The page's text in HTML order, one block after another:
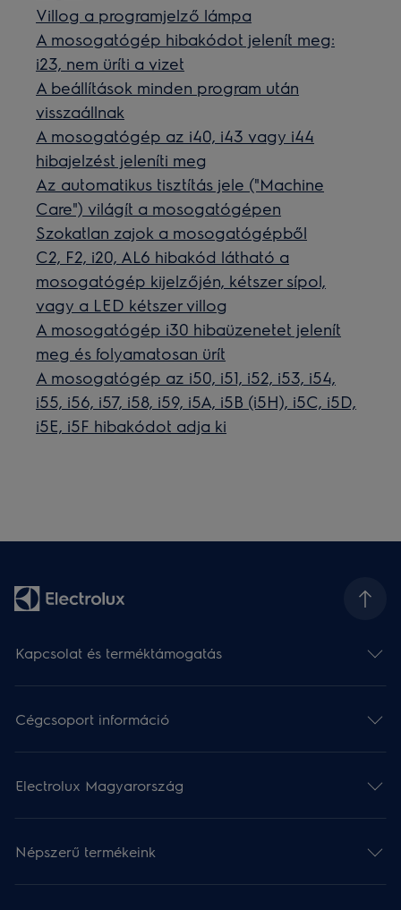
Villog a programjelző lámpa
A mosogatógép hibakódot jelenít meg:
i23, nem üríti a vizet
A beállítások minden program után
visszaállnak
A mosogatógép az i40, i43 vagy i44
hibajelzést jeleníti meg
Az automatikus tisztítás jele ("Machine
Care") világít a mosogatógépen
Szokatlan zajok a mosogatógépből
C2, F2, i20, AL6 hibakód látható a
mosogatógép kijelzőjén, kétszer sípol,
vagy a LED kétszer villog
A mosogatógép i30 hibaüzenetet jelenít
meg és folyamatosan ürít
A mosogatógép az i50, i51, i52, i53, i54,
i55, i56, i57, i58, i59, i5A, i5B (i5H), i5C, i5D,
i5E, i5F hibakódot adja ki
Kapcsolat és terméktámogatás
Cégcsoport információ
Electrolux Magyarország
Népszerű termékeink